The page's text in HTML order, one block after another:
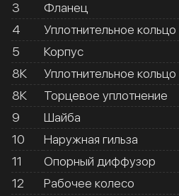
3
Фланец
4
Уплотнительное кольцо
5
Корпус
8К
Уплотнительное кольцо
8К
Торцевое уплотнение
9
Шайба
10
Наружная гильза
11
Опорный диффузор
12
Рабочее колесо